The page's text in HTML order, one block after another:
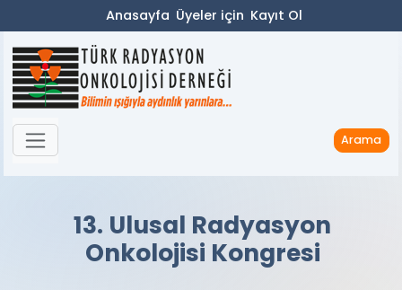
Anasayfa Üyeler için Kayıt Ol
Arama
13. Ulusal Radyasyon
Onkolojisi Kongresi